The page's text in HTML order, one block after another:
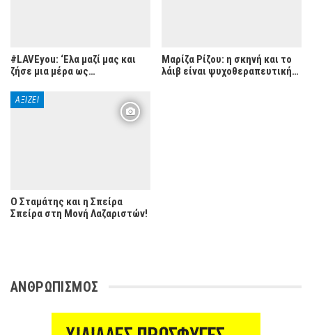
#LAVEyou: ‘Ελα μαζί μας και
ζήσε μια μέρα ως…
Μαρίζα Ρίζου: η σκηνή και το
λάιβ είναι ψυχοθεραπευτική…
ΑΞΊΖΕΙ
Ο Σταμάτης και η Σπείρα
Σπείρα στη Μονή Λαζαριστών!
ΑΝΘΡΩΠΙΣΜΟΣ